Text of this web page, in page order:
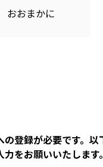
おおまかに
登録が必要です。
をお願いいたします。